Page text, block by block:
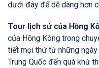
dưới đây để dễ dàng hơn
Tour lịch sử của Hồng
của Hồng Kông trong
tiết mọi thứ từ những
Trung Quốc đến quá khứ